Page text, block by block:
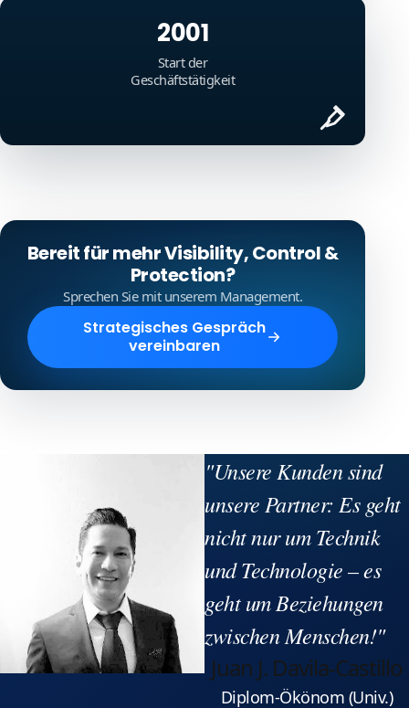
2001
Start der
Geschäftstätigkeit
Bereit für mehr Visibility, Control &
Protection?
Sprechen Sie mit unserem Management.
Strategisches Gespräch
vereinbaren
"Unsere Kunden sind
unsere Partner: Es geht
nicht nur um Technik
und Technologie – es
geht um Beziehungen
zwischen Menschen!"
Juan J. Davila-Castillo
Diplom-Ökönom (Univ.)